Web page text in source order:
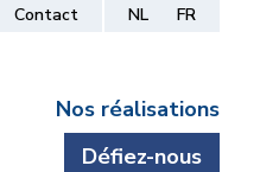
Contact NL FR
Nos réalisations
Défiez-nous